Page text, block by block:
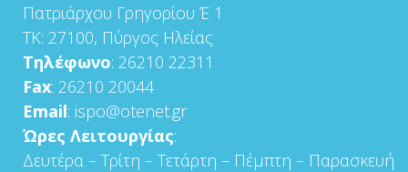
Πατριάρχου Γρηγορίου Έ 1
ΤΚ: 27100, Πύργος Ηλείας
Τηλέφωνο: 26210 22311
Fax: 26210 20044
Email: ispo@otenet.gr
Ώρες Λειτουργίας:
Δευτέρα – Τρίτη – Τετάρτη – Πέμπτη – Παρασκευή